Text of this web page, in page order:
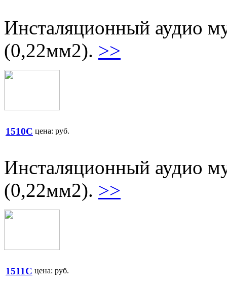
Инсталяционный аудио
(0,22мм2). >>
1510C цена: руб.
Инсталяционный аудио
(0,22мм2). >>
1511C цена: руб.